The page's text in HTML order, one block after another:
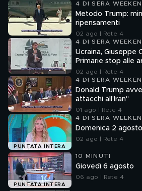
4 DI SERA
Metodo Trump:
ripensamenti
02 ago | Rete 4
4 DI SERA
Ucraina, Giuseppe
Primarie stop alle
02 ago | Rete 4
4 DI SERA
Donald Trump
attacchi all'Iran"
01 ago | Rete 4
PUNTATA INTERA
4 DI SERA
Domenica 2 agosto
02 ago | Rete 4
PUNTATA INTERA
10 MINUTI
Giovedì 6 agosto
06 ago | Rete 4